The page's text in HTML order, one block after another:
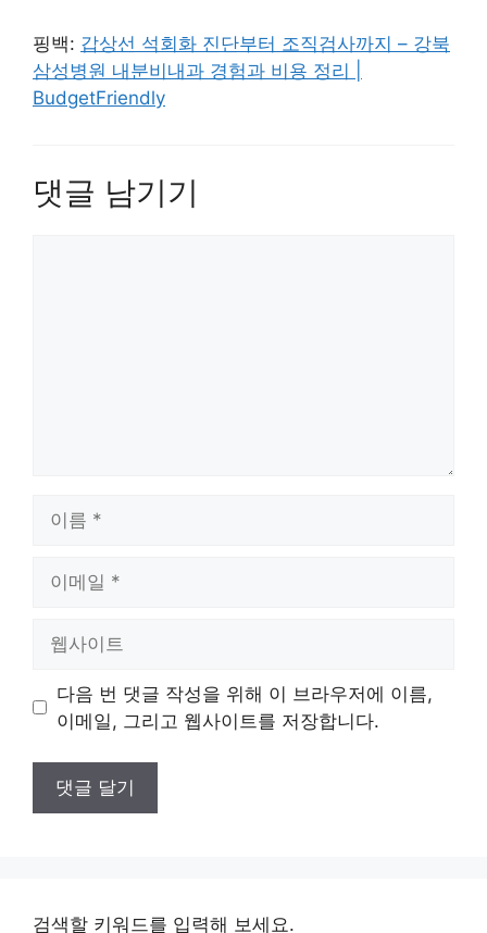
핑백: 갑상선 석회화 진단부터 조직검사까지 – 강북
삼성병원 내분비내과 경험과 비용 정리 |
BudgetFriendly
댓글 남기기
트
다음 번 댓글 작성을 위해 이 브라우저에 이름,
이메일, 그리고 웹사이트를 저장합니다.
검색할 키워드를 입력해 보세요.